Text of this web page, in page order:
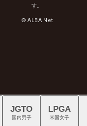
す。
© ALBA Net
JGTO
国内男子
LPGA
米国女子